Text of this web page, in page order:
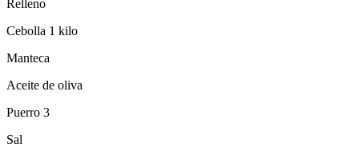
Relleno
Cebolla 1 kilo
Manteca
Aceite de oliva
Puerro 3
Sal